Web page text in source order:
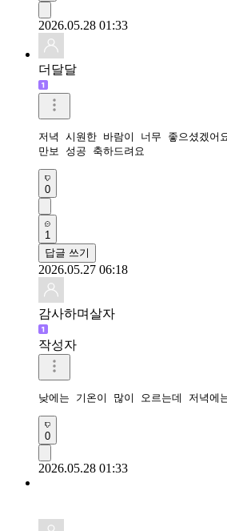
2026.05.28 01:33
더달달
저녁 시원한 바람이 너무 좋으셨겠어
만보 성공 축하드려요
0
1
답글 쓰기
2026.05.27 06:18
감사하며살자
작성자
낮에는 기온이 많이 오르는데 저녁
0
2026.05.28 01:33